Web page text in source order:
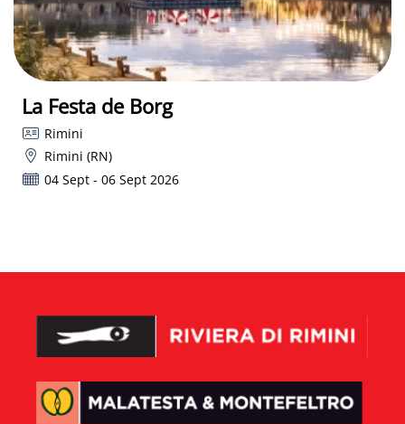
La Festa de Borg
Rimini
Rimini (RN)
04 Sept - 06 Sept 2026